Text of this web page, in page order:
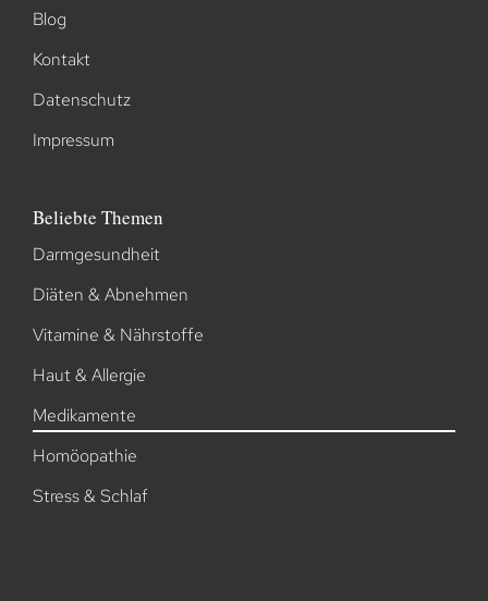
Blog
Kontakt
Datenschutz
Impressum
Beliebte Themen
Darmgesundheit
Diäten & Abnehmen
Vitamine & Nährstoffe
Haut & Allergie
Medikamente
Homöopathie
Stress & Schlaf